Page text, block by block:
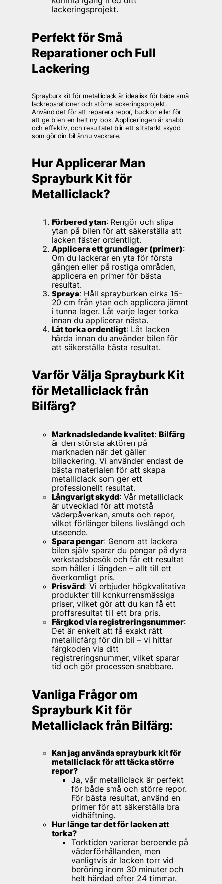
lackeringsprojekt.
Perfekt för Små
Reparationer och Full
Lackering
Sprayburk kit för metalliclack är idealisk för både små
lackreparationer och större lackeringsprojekt.
Använd det för att reparera repor, bucklor eller för
att ge bilen en helt ny look. Appliceringen är snabb
och effektiv, och resultatet blir ett slitstarkt skydd
som gör din bil ännu vackrare.
Hur Applicerar Man
Sprayburk Kit för
Metalliclack?
Förbered ytan: Rengör och slipa
ytan på bilen för att säkerställa att
lacken fäster ordentligt.
Applicera ett grundlager (primer):
Om du lackerar en yta för första
gången eller på rostiga områden,
applicera en primer för bästa
resultat.
Spraya: Håll sprayburken cirka 15-
20 cm från ytan och applicera jämnt
i tunna lager. Låt varje lager torka
innan du applicerar nästa.
Låt torka ordentligt: Låt lacken
härda innan du använder bilen för
att säkerställa bästa resultat.
Varför Välja Sprayburk Kit
för Metalliclack från
Bilfärg?
Marknadsledande kvalitet: Bilfärg
är den största aktören på
marknaden när det gäller
billackering. Vi använder endast de
bästa materialen för att skapa
metalliclack som ger ett
professionellt resultat.
Långvarigt skydd: Vår metalliclack
är utvecklad för att motstå
väderpåverkan, smuts och repor,
vilket förlänger bilens livslängd och
utseende.
Spara pengar: Genom att lackera
bilen själv sparar du pengar på dyra
verkstadsbesök och får ett resultat
som håller i längden – allt till ett
överkomligt pris.
Prisvärd: Vi erbjuder högkvalitativa
produkter till konkurrensmässiga
priser, vilket gör att du kan få ett
proffsresultat till ett bra pris.
Färgkod via registreringsnummer:
Det är enkelt att få exakt rätt
metallicfärg för din bil – vi hittar
färgkoden via ditt
registreringsnummer, vilket sparar
tid och gör processen snabbare.
Vanliga Frågor om
Sprayburk Kit för
Metalliclack från Bilfärg:
Kan jag använda sprayburk kit för
metalliclack för att täcka större
repor?
Ja, vår metalliclack är perfekt
för både små och större repor.
För bästa resultat, använd en
primer för att säkerställa bra
vidhäftning.
Hur länge tar det för lacken att
torka?
Torktiden varierar beroende på
väderförhållanden, men
vanligtvis är lacken torr vid
beröring inom 30 minuter och
helt härdad efter 24 timmar.